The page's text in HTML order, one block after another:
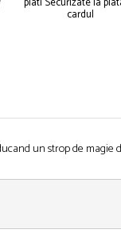
cardul
un strop de